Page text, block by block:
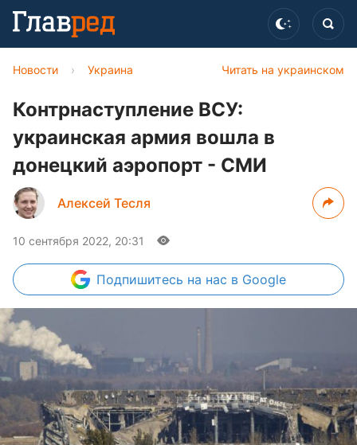
Читать на украинском
Новости › Украина
Контрнаступление ВСУ:
украинская армия вошла в
донецкий аэропорт - СМИ
Алексей Тесля
10 сентября 2022, 20:31
Подпишитесь на нас в Google